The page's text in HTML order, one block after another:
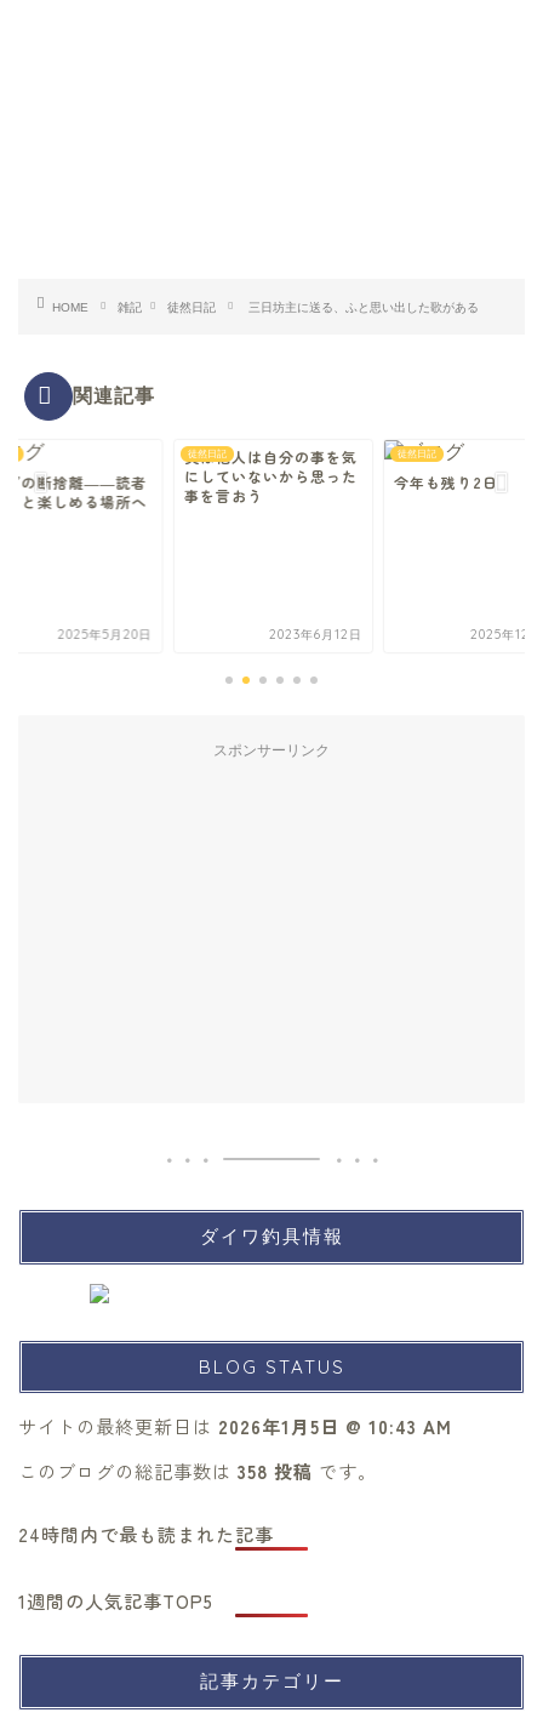
HOME 雑記 徒然日記 三日坊主に送る、ふと思い出した歌がある
関連記事
グの断捨離――読者
っと楽しめる場所へ
2025年5月20日
徒然日記
実は他人は自分の事を気
にしていないから思った
事を言おう
2023年6月12日
徒然日記
今年も残り2日
2025年12
スポンサーリンク
ダイワ釣具情報
BLOG STATUS
サイトの最終更新日は 2026年1月5日 @ 10:43 AM
このブログの総記事数は 358 投稿 です。
24時間内で最も読まれた記事
1週間の人気記事TOP5
記事カテゴリー